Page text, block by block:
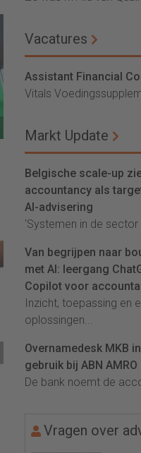
Vacatures
Assistant Financial
Vitals
Markt Update
Belgische scale-up
accountancy als
AI-advisering
'Systemen in de sector
Van begrijpen naar
met AI: leergang
Copilot voor
Inzicht, toepassing en
oplossingen...
Overnamedesk MKB in
gebruik bij ABN AMRO
De bank noemt de
Vragen over